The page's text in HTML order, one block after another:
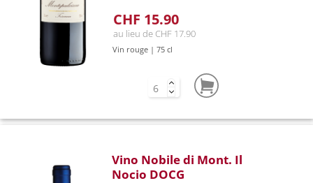
CHF 15.90
au lieu de CHF 17.90
Vin rouge | 75 cl
Vino Nobile di Mont. Il
Nocio DOCG